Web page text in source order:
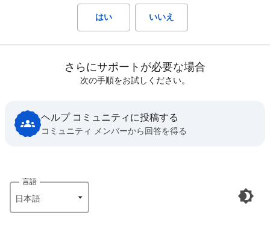
はい いいえ
さらにサポートが必要な場合
次の手順をお試しください。
ヘルプ コミュニティに投稿する
コミュニティ メンバーから回答を得る
言語
日本語‎